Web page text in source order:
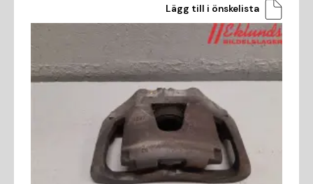
Lägg till i önskelista